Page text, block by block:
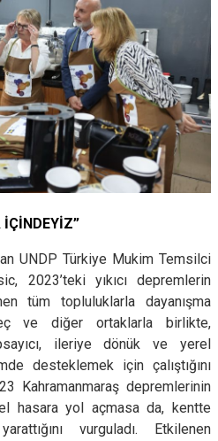
İÇİNDEYİZ”
UNDP Türkiye Mukim Temsilci
2023’teki yıkıcı depremlerin
tüm topluluklarla dayanışma
ve diğer ortaklarla birlikte,
ileriye dönük ve yerel
desteklemek için çalıştığını
Kahramanmaraş depremlerinin
hasara yol açmasa da, kentte
vurguladı. Etkilenen